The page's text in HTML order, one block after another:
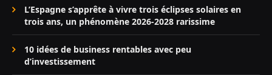
L’Espagne s’apprête à vivre trois éclipses solaires en
trois ans, un phénomène 2026-2028 rarissime
10 idées de business rentables avec peu
d’investissement